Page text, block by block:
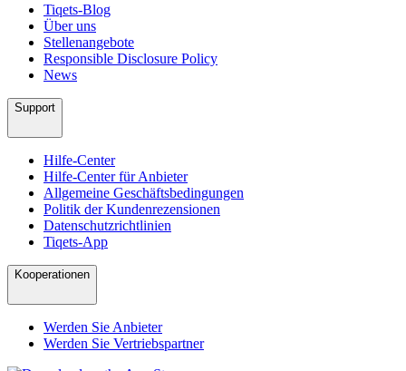
Tiqets-Blog
Über uns
Stellenangebote
Responsible Disclosure Policy
News
Support
Hilfe-Center
Hilfe-Center für Anbieter
Allgemeine Geschäftsbedingungen
Politik der Kundenrezensionen
Datenschutzrichtlinien
Tiqets-App
Kooperationen
Werden Sie Anbieter
Werden Sie Vertriebspartner